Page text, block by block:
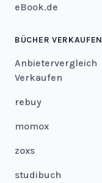
eBook.de
BÜCHER VERKAUFEN
Anbietervergleich
Verkaufen
rebuy
momox
zoxs
studibuch